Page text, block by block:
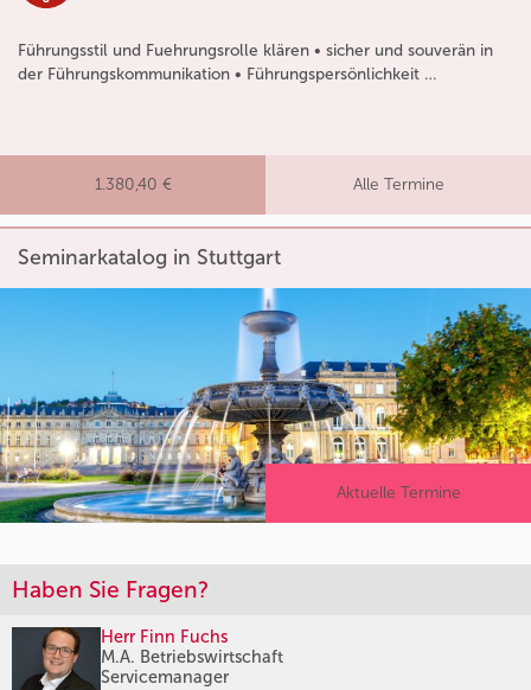
Haben Sie Fragen?
Herr Finn Fuchs
M.A. Betriebswirtschaft
Servicemanager
Führungsstil und Fuehrungsrolle klären • sicher und souverän in
der Führungskommunikation • Führungspersönlichkeit …
1.380,40 € Alle Termine
Seminarkatalog in Stuttgart
Aktuelle Termine